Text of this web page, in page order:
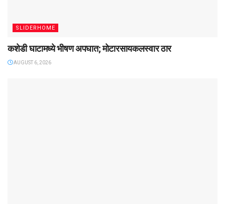
SLIDERHOME
कशेडी घाटामध्ये भीषण अपघात; मोटारसायकलस्वार ठार
AUGUST 6, 2026